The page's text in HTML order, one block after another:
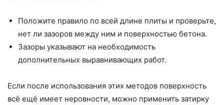
Положите правило по всей длине плиты и проверьте,
нет ли зазоров между ним и поверхностью бетона.
Зазоры указывают на необходимость
дополнительных выравнивающих работ.
Если после использования этих методов поверхность
всё ещё имеет неровности, можно применить затирку